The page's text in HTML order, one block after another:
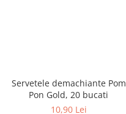
Servetele demachiante Pom
Pon Gold, 20 bucati
10,90 Lei